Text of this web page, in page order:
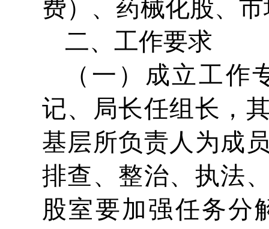
费）、药械化股、
二、工作要求
（一）成立工
记、局长任组长，
基层所负责人为成
排查、整治、执法
股室要加强任务分